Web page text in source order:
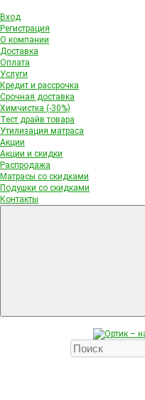
Вход
Регистрация
О компании
Доставка
Оплата
Услуги
Кредит и рассрочка
Срочная доставка
Химчистка (-30%)
Тест драйв товара
Утилизация матраса
Акции
Акции и скидки
Распродажа
Матрасы со скидками
Подушки со скидками
Контакты